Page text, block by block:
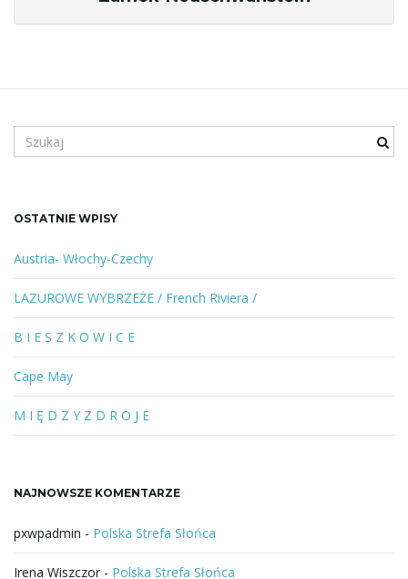
z
a
e
s
ł
o
w
o
l
u
b
f
z
OSTATNIE WPISY
Austria- Włochy-Czechy
LAZUROWE WYBRZEŻE / French Riviera /
B I E S Z K O W I C E
Cape May
M I Ę D Z Y Z D R O J E
NAJNOWSZE KOMENTARZE
pxwpadmin - Polska Strefa Słońca
Irena Wiszczor - Polska Strefa Słońca